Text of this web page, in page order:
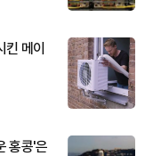
킨 메이
홍콩'은